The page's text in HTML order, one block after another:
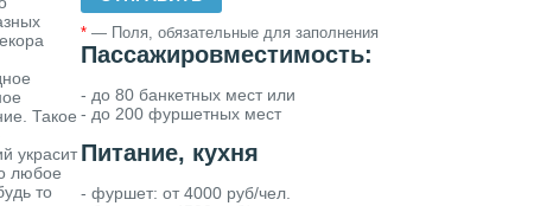
Такое
украсит
любое
то
* — Поля, обязательные для заполнения
Пассажировместимость:
- до 80 банкетных мест или
- до 200 фуршетных мест
Питание, кухня
- фуршет: от 4000 руб/чел.